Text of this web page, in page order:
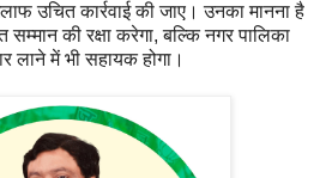
उचित कार्रवाई की जाए। उनका मानना है
की रक्षा करेगा, बल्कि नगर पालिका
लाने में भी सहायक होगा।